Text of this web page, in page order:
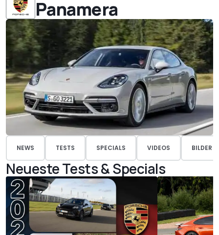
Panamera
NEWS TESTS SPECIALS VIDEOS BILDER
Neueste Tests & Specials